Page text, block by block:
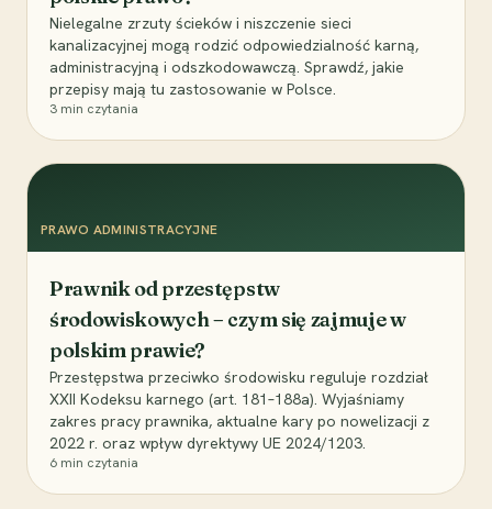
Nielegalne zrzuty ścieków i niszczenie sieci
kanalizacyjnej mogą rodzić odpowiedzialność karną,
administracyjną i odszkodowawczą. Sprawdź, jakie
przepisy mają tu zastosowanie w Polsce.
3 min czytania
PRAWO ADMINISTRACYJNE
Prawnik od przestępstw
środowiskowych – czym się zajmuje w
polskim prawie?
Przestępstwa przeciwko środowisku reguluje rozdział
XXII Kodeksu karnego (art. 181–188a). Wyjaśniamy
zakres pracy prawnika, aktualne kary po nowelizacji z
2022 r. oraz wpływ dyrektywy UE 2024/1203.
6 min czytania